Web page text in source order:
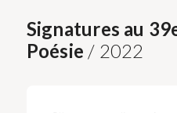
Signatures au
Poésie / 2022